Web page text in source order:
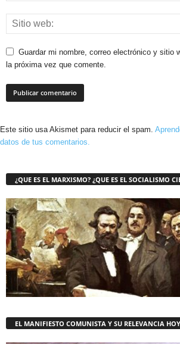
Guardar mi nombre, correo electrónico y sitio
la próxima vez que comente.
Este sitio usa Akismet para reducir el spam.
datos de tus comentarios.
¿QUE ES EL MARXISMO? ¿QUE ES EL SOCIALISMO
EL MANIFIESTO COMUNISTA Y SU RELEVANCIA HOY